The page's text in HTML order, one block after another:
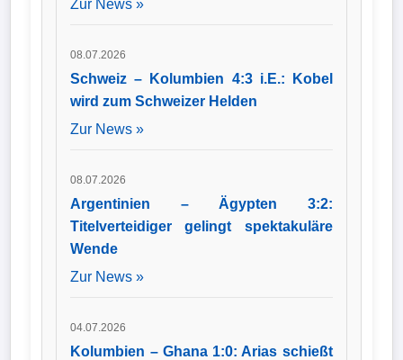
Zur News »
08.07.2026
Schweiz – Kolumbien 4:3 i.E.: Kobel
wird zum Schweizer Helden
Zur News »
08.07.2026
Argentinien – Ägypten 3:2:
Titelverteidiger gelingt spektakuläre
Wende
Zur News »
04.07.2026
Kolumbien – Ghana 1:0: Arias schießt